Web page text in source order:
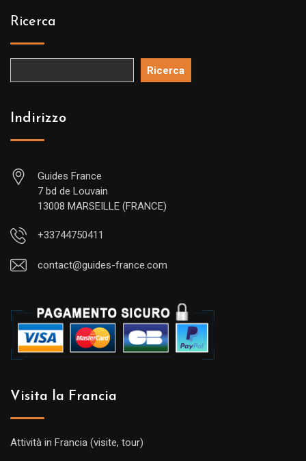
Ricerca
Ricerca
Indirizzo
Guides France
7 bd de Louvain
13008 MARSEILLE (FRANCE)
+33744750411
contact@guides-france.com
Visita la Francia
Attività in Francia (visite, tour)